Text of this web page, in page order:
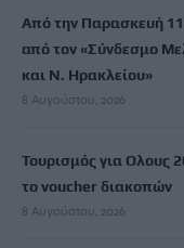
Από την Παρασκευή
από τον «Σύνδεσμο
και Ν. Ηρακλείου»
8 Αυγούστου, 2026
Τουρισμός για Ολους
το voucher διακοπών
8 Αυγούστου, 2026